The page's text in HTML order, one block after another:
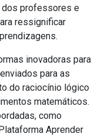
dos professores e
ressignificar
inovadoras para
para as
do raciocínio lógico
matemáticos.
como
Aprender